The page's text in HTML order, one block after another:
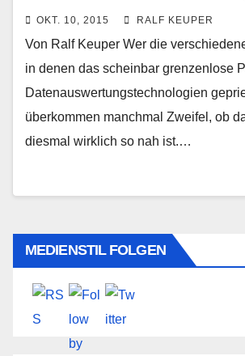
OKT. 10, 2015 RALF KEUPER
Von Ralf Keuper Wer die
in denen das scheinbar grenzenlose
Datenauswertungstechnologien
überkommen manchmal Zweifel, ob
diesmal wirklich so nah ist.…
MEDIENSTIL FOLGEN